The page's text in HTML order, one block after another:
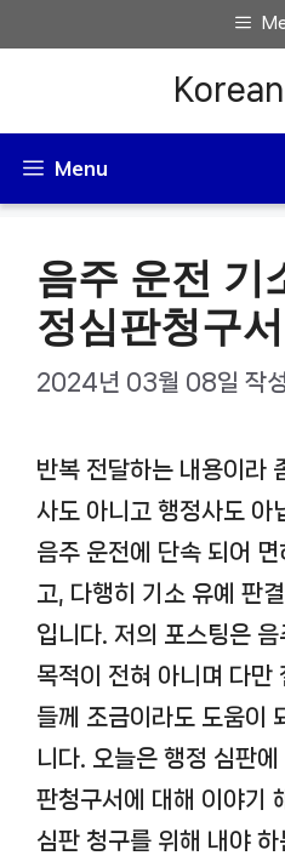
Menu
음주 운전 기
정심판청구
2024년 03월 08일 작
반복 전달하는 내용이라
사도 아니고 행정사도 아
음주 운전에 단속 되어
고, 다행히 기소 유예 판
입니다. 저의 포스팅은
목적이 전혀 아니며 다만
들께 조금이라도 도움이
니다. 오늘은 행정 심판
판청구서에 대해 이야기
심판 청구를 위해 내야